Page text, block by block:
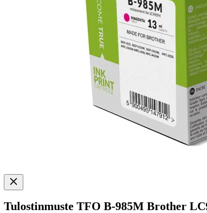
Tulostinmuste TFO B-985M Brother